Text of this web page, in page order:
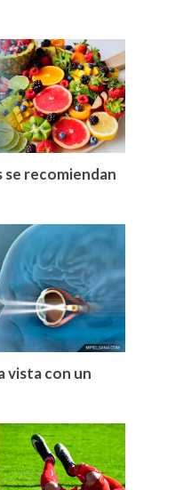
se recomiendan
vista con un